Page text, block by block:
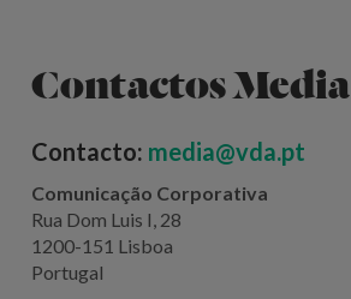
Contactos Media
Contacto: media@vda.pt
Comunicação Corporativa
Rua Dom Luis I, 28
1200-151 Lisboa
Portugal